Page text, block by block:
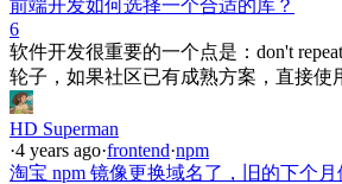
前端开发如何选择一个合适的库？
6
软件开发很重要的一个点是：don't
轮子，如果社区已有成熟方案，直接使
HD Superman
·4 years ago·frontend·npm
淘宝 npm 镜像更换域名了，旧的下个月